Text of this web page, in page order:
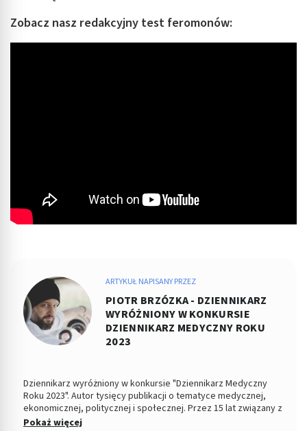
Zobacz nasz redakcyjny test feromonów:
ARTYKUŁ NAPISANY PRZEZ
PIOTR BRZÓZKA - DZIENNIKARZ
WYRÓŻNIONY W KONKURSIE
DZIENNIKARZ MEDYCZNY ROKU
2023
Dziennikarz wyróżniony w konkursie "Dziennikarz Medyczny
Roku 2023". Autor tysięcy publikacji o tematyce medycznej,
ekonomicznej, politycznej i społecznej. Przez 15 lat związany z
Dziennikiem Łódzkim i Polska TheTimes. Z wykształcenia
Pokaż więcej